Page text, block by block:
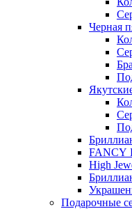
Черная
FANCY
High
Подарочные